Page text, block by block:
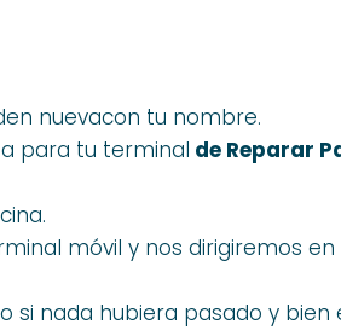
nuevacon tu nombre.
para tu terminal de Reparar
móvil y nos dirigiremos
si nada hubiera pasado y